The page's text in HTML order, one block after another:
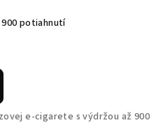
900 potiahnutí
e-cigarete s výdržou až 900